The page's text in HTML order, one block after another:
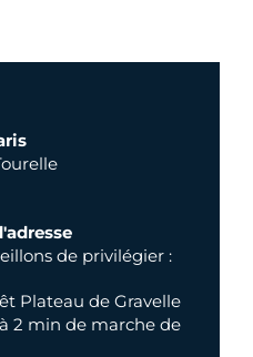
de privilégier :
Plateau de Gravelle
2 min de marche de